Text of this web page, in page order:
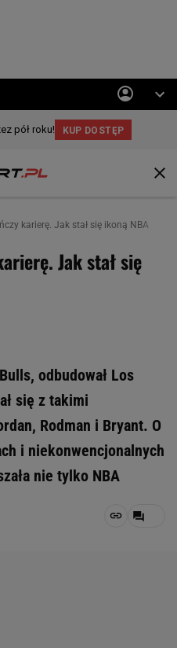
karierę. Jak stał się ikoną NBA
Jak stał się
odbudował Los
się z takimi
Rodman i Bryant. O
i niekonwencjonalnych
nie tylko NBA